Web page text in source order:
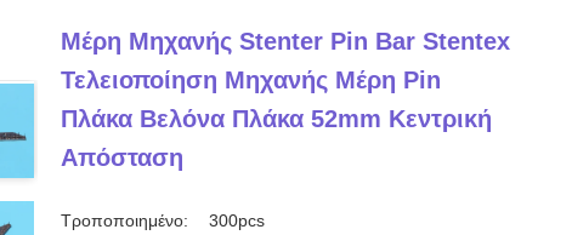
Μέρη Μηχανής Stenter Pin Bar Stentex
Τελειοποίηση Μηχανής Μέρη Pin
Πλάκα Βελόνα Πλάκα 52mm Κεντρική
Απόσταση
Τροποποιημένο: 300pcs